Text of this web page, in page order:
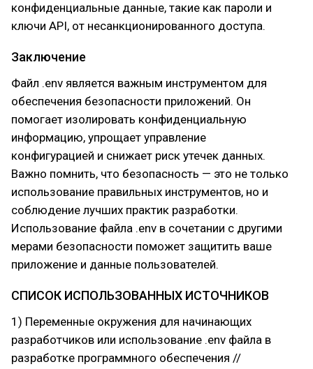
конфиденциальные данные, такие как пароли и
ключи API, от несанкционированного доступа.
Заключение
Файл .env является важным инструментом для
обеспечения безопасности приложений. Он
помогает изолировать конфиденциальную
информацию, упрощает управление
конфигурацией и снижает риск утечек данных.
Важно помнить, что безопасность — это не только
использование правильных инструментов, но и
соблюдение лучших практик разработки.
Использование файла .env в сочетании с другими
мерами безопасности поможет защитить ваше
приложение и данные пользователей.
СПИСОК ИСПОЛЬЗОВАННЫХ ИСТОЧНИКОВ
1) Переменные окружения для начинающих
разработчиков или использование .env файла в
разработке программного обеспечения //